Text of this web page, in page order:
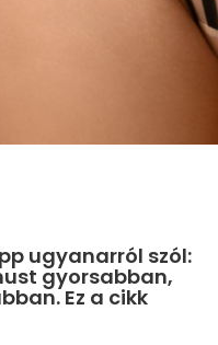
ugyanarról szól:
gyorsabban,
Ez a cikk